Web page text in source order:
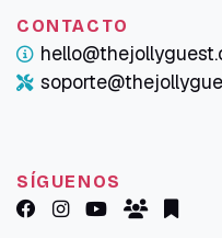
CONTACTO
SÍGUENOS